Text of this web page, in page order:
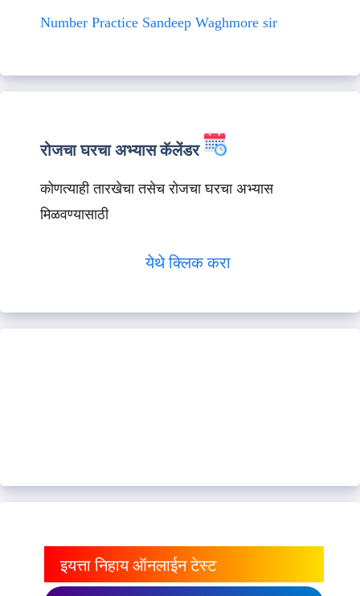
Number Practice Sandeep Waghmore sir
रोजचा घरचा अभ्यास कॅलेंडर
कोणत्याही तारखेचा तसेच रोजचा घरचा अभ्यास
मिळवण्यासाठी
येथे क्लिक करा
इयत्ता निहाय ऑनलाईन टेस्ट